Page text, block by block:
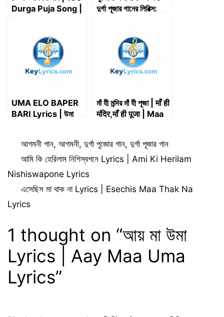
Durga Puja Song |
দুর্গা পূজার গানের লিরিক্স:
UMA ELO BAPER
BARI Lyrics | উমা
MAJUMDER
মাঁ হী মন্দির মাঁ হী পূজা | माँ ही
मंदिर,माँ ही पूजा | Maa
Categories
আগমনী গান,আগমনী,দুর্গা পুজোর গান,দুর্গা পূজার গান
আমি কি হেরিলাম নিশিস্বপনে Lyrics | Ami Ki Herilam
Nishiswapone Lyrics
এসেছিস মা থাক না Lyrics | Esechis Maa Thak Na
Lyrics
1 thought on “আয় মা উমা
Lyrics | Aay Maa Uma
Lyrics”